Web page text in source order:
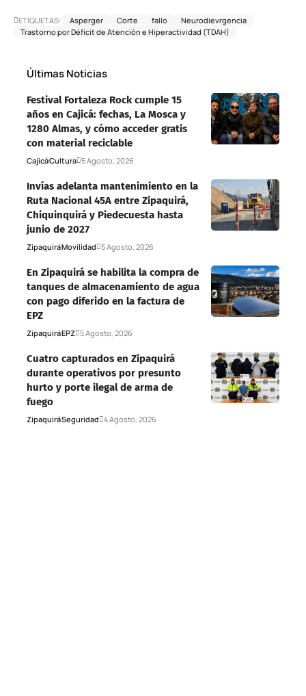
ETIQUETAS: Asperger Corte fallo
Neurodievrgencia
Trastorno por Déficit de Atención e Hiperactividad (TDAH)
Últimas Noticias
Festival Fortaleza Rock cumple 15
años en Cajicá: fechas, La Mosca y
1280 Almas, y cómo acceder gratis
con material reciclable
CajicáCultura 5 Agosto, 2026
Invías adelanta mantenimiento en la
Ruta Nacional 45A entre Zipaquirá,
Chiquinquirá y Piedecuesta hasta
junio de 2027
ZipaquiráMovilidad 5 Agosto, 2026
En Zipaquirá se habilita la compra de
tanques de almacenamiento de agua
con pago diferido en la factura de
EPZ
ZipaquiráEPZ 5 Agosto, 2026
Cuatro capturados en Zipaquirá
durante operativos por presunto
hurto y porte ilegal de arma de
fuego
ZipaquiráSeguridad 4 Agosto, 2026